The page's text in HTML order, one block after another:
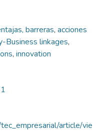
barreras, acciones
Business linkages,
, innovation
article/vie